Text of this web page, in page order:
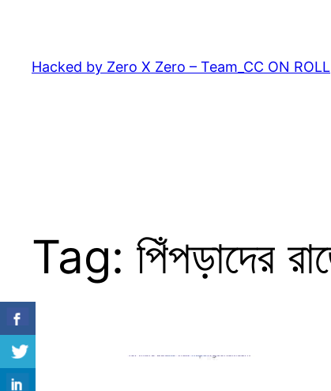
content
Hacked by Zero X Zero – Team_CC ON ROLL
Tag: পিঁপড়াদের